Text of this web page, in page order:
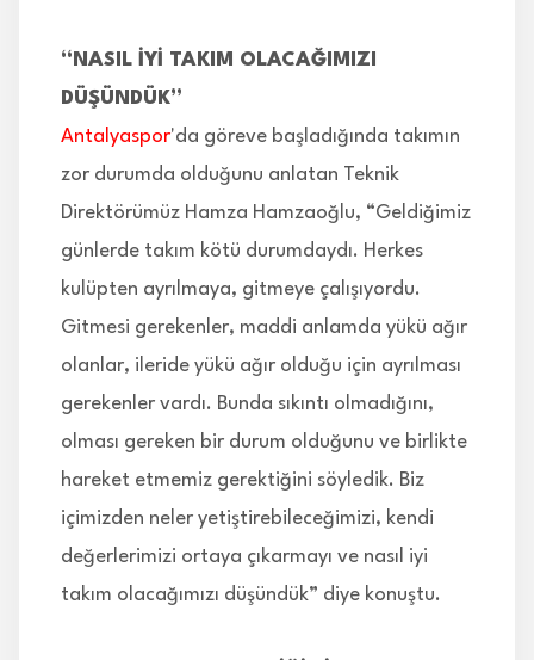
“NASIL İYİ TAKIM OLACAĞIMIZI
DÜŞÜNDÜK”
Antalyaspor'da göreve başladığında takımın
zor durumda olduğunu anlatan Teknik
Direktörümüz Hamza Hamzaoğlu, “Geldiğimiz
günlerde takım kötü durumdaydı. Herkes
kulüpten ayrılmaya, gitmeye çalışıyordu.
Gitmesi gerekenler, maddi anlamda yükü ağır
olanlar, ileride yükü ağır olduğu için ayrılması
gerekenler vardı. Bunda sıkıntı olmadığını,
olması gereken bir durum olduğunu ve birlikte
hareket etmemiz gerektiğini söyledik. Biz
içimizden neler yetiştirebileceğimizi, kendi
değerlerimizi ortaya çıkarmayı ve nasıl iyi
takım olacağımızı düşündük” diye konuştu.